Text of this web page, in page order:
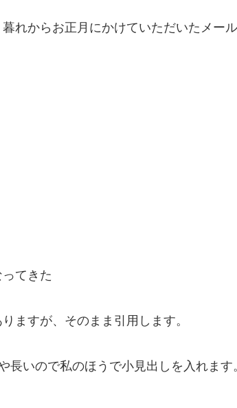
れからお正月にかけていただいたメー
てきた
ますが、そのまま引用します。
長いので私のほうで小見出しを入れます